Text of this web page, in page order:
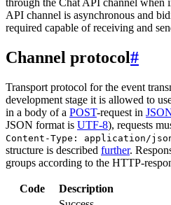
API channel is asynchronous and
required capable of receiving and
Channel protocol#
Transport protocol for the event
development stage it is allowed to
in a body of a POST-request in
JSON format is UTF-8), requests
Content-Type: application/
structure is described further.
groups according to the HTTP-
Code Description